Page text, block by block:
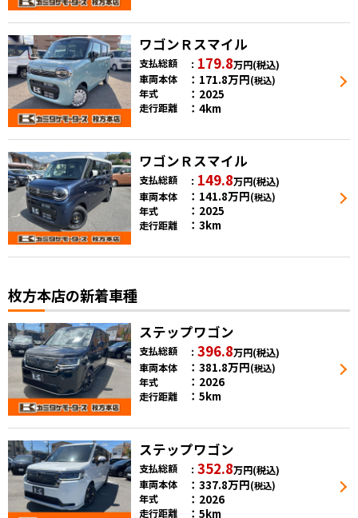
ワゴンＲスマイル
支払総額 179.8万円(税込)
車両本体
171.8万円(税込)
年式 2025
走行距離 4km
ワゴンＲスマイル
支払総額 149.8万円(税込)
車両本体
141.8万円(税込)
年式 2025
走行距離 3km
枚方本店の新着車種
ステップワゴン
支払総額 396.8万円(税込)
車両本体
381.8万円(税込)
年式 2026
走行距離 5km
ステップワゴン
支払総額 352.8万円(税込)
車両本体
337.8万円(税込)
年式 2026
走行距離 5km